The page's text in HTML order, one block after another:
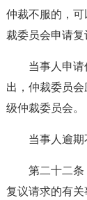
仲裁不服的，
裁委员会申请复
当事人申
出，仲裁委员
级仲裁委员会。
当事人逾期
第二十二
复议请求的有关